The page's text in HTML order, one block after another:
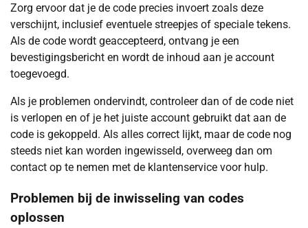
Zorg ervoor dat je de code precies invoert zoals deze
verschijnt, inclusief eventuele streepjes of speciale tekens.
Als de code wordt geaccepteerd, ontvang je een
bevestigingsbericht en wordt de inhoud aan je account
toegevoegd.
Als je problemen ondervindt, controleer dan of de code niet
is verlopen en of je het juiste account gebruikt dat aan de
code is gekoppeld. Als alles correct lijkt, maar de code nog
steeds niet kan worden ingewisseld, overweeg dan om
contact op te nemen met de klantenservice voor hulp.
Problemen bij de inwisseling van codes
oplossen